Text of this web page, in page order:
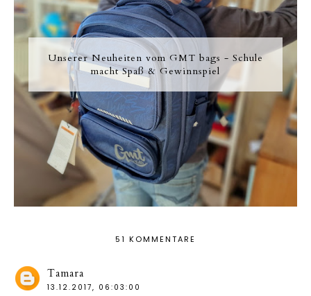
Unserer Neuheiten vom GMT bags - Schule
macht Spaß & Gewinnspiel
51 KOMMENTARE
Tamara
13.12.2017, 06:03:00